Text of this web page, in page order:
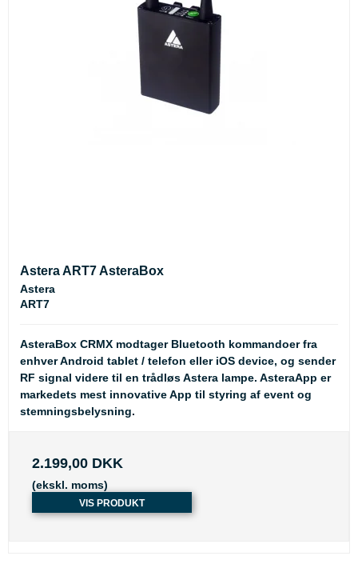
Astera ART7 AsteraBox
Astera
ART7
AsteraBox CRMX modtager Bluetooth kommandoer fra
enhver Android tablet / telefon eller iOS device, og sender
RF signal videre til en trådløs Astera lampe. AsteraApp er
markedets mest innovative App til styring af event og
stemningsbelysning.
2.199,00 DKK
(ekskl. moms)
VIS PRODUKT